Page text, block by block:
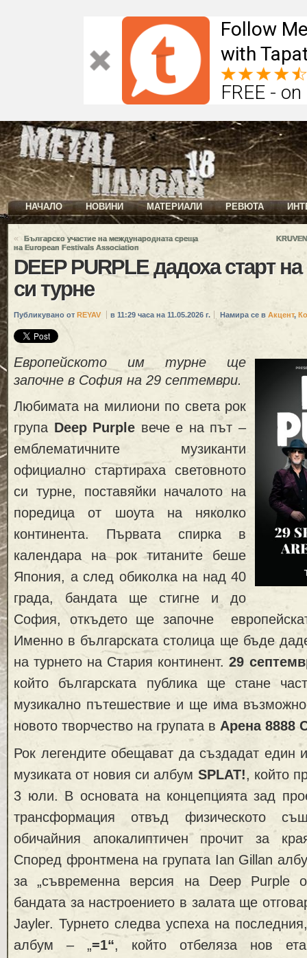
Follow
with
FREE -
НАЧАЛО НОВИНИ МАТЕРИАЛИ РЕВЮТА
«
Българско участие на международната среща
на European Festivals Association
DEEP PURPLE дадоха старт
си турне
Публикувано от REYAV в 11:29 часа на 11.05.2026 г. Намира се в Акцент,
Европейското им турне ще
започне в София на 29 септември.
Любимата на милиони по света рок
група Deep Purple вече е на път –
емблематичните музиканти
официално стартираха световното
си турне, поставяйки началото на
поредица от шоута на няколко
континента. Първата спирка в
календара на рок титаните беше
Япония, а след обиколка на над 40
града, бандата ще стигне и до
София, откъдето ще започне
Именно в българската столица ще бъде
на турнето на Стария континент.29
който българската публика ще стане
музикално пътешествие и ще има
новото творчество на групата в Арена 8888
Рок легендите обещават да създадат един
музиката от новия си албум SPLAT!, който
3 юли. В основата на концепцията зад
трансформация отвъд физическото
обичайния апокалиптичен прочит за
Според фронтмена на групата Ian Gillan
за „съвременна версия на Deep Purple
бандата за настроението в залата ще
Jayler. Турнето следва успеха на
албум – „=1“, който отбеляза нов